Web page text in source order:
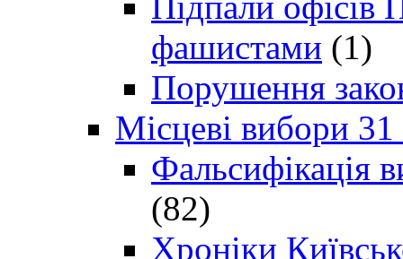
фашистами (1)
Порушення
Місцеві вибори
Фальсифікація
(82)
Хроніки